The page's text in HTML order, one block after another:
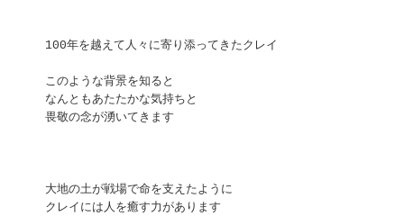
100年を越えて人々に寄り添ってきたクレイ
このような背景を知ると
なんともあたたかな気持ちと
畏敬の念が湧いてきます
大地の土が戦場で命を支えたように
クレイには人を癒す力があります